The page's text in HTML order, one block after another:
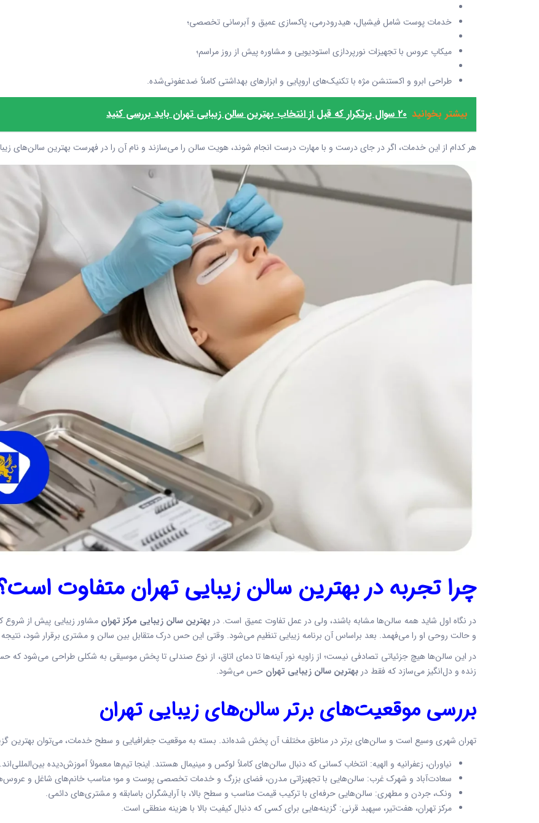
خدمات پوست شامل فیشیال، هیدرودرمی، پاکسازی عمیق و آبرسانی تخصصی؛
میکاپ عروس با تجهیزات نورپردازی استودیویی و مشاوره پیش از روز مراسم؛
طراحی ابرو و اکستنشن مژه با تکنیک‌های اروپایی و ابزارهای بهداشتی کاملاً ضدعفونی‌شده.
بیشتر بخوانید ۲۰ سوال پرتکرار که قبل از انتخاب بهترین سالن زیبایی تهران باید بررسی کنید
هر کدام از این خدمات، اگر در جای درست و با مهارت درست انجام شوند، هویت سالن را می‌سازند و نام آن را در فهرست بهترین سالن‌های
چرا تجربه دربهترین سالن زیبایی تهرانمتفاوت
در نگاه اول شاید همه سالن‌ها مشابه باشند، ولی در عمل تفاوت عمیق است. در بهترین سالن زیبایی مرکز تهران مشاور زیبایی پیش از
و حالت روحی او را می‌فهمد. بعد براساس آن برنامه زیبایی تنظیم می‌شود. وقتی این حس درک متقابل بین سالن و مشتری برقرار شود،
در این سالن‌ها هیچ جزئیاتی تصادفی نیست؛ از زاویه نور آینه‌ها تا دمای اتاق، از نوع صندلی تا پخش موسیقی به شکلی طراحی می‌شود
زنده و دل‌انگیز می‌سازد که فقط در بهترین سالن زیبایی تهران حس می‌شود.
بررسی موقعیت‌های برتر سالن‌های زیبایی تهران
تهران شهری وسیع است و سالن‌های برتر در مناطق مختلف آن پخش شده‌اند. بسته به موقعیت جغرافیایی و سطح خدمات، می‌توان بهترین
نیاوران، زعفرانیه و الهیه: انتخاب کسانی که دنبال سالن‌های کاملاً لوکس و مینیمال هستند. اینجا تیم‌ها معمولاً آموزش‌دیده بین‌المللی‌اند.
سعادت‌آباد و شهرک غرب: سالن‌هایی با تجهیزاتی مدرن، فضای بزرگ و خدمات تخصصی پوست و مو؛ مناسب خانم‌های شاغل و
ونک، جردن و مطهری: سالن‌هایی حرفه‌ای با ترکیب قیمت مناسب و سطح بالا، با آرایشگران باسابقه و مشتری‌های دائمی.
مرکز تهران، هفت‌تیر، سپهبد قرنی: گزینه‌هایی برای کسی که دنبال کیفیت بالا با هزینه منطقی است.